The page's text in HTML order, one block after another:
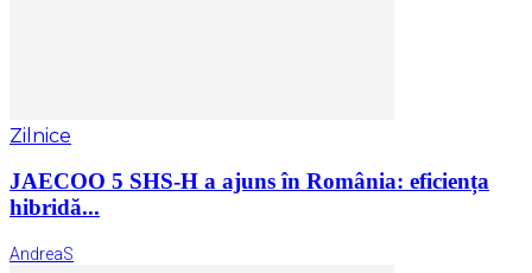
Zilnice
JAECOO 5 SHS-H a ajuns în România: eficiența
hibridă...
AndreaS